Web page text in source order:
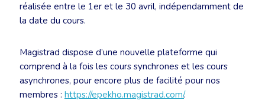
réalisée entre le 1er et le 30 avril, indépendamment de
la date du cours.
Magistrad dispose d’une nouvelle plateforme qui
comprend à la fois les cours synchrones et les cours
asynchrones, pour encore plus de facilité pour nos
membres : https://epekho.magistrad.com/.